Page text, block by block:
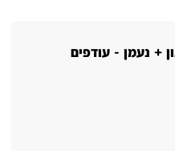
+ נעמן - עודפים